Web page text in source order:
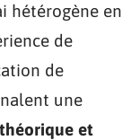
hétérogène en
de
de
une
et